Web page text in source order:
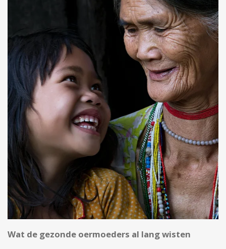
Wat de gezonde oermoeders al lang wisten